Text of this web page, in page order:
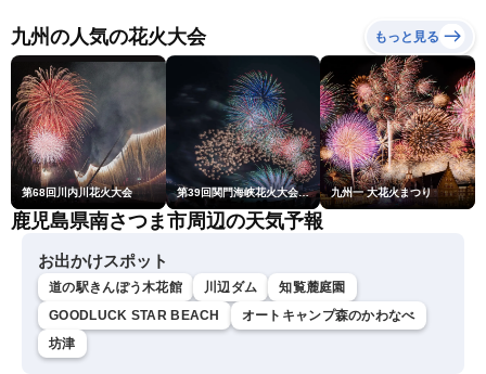
衣／芳野達郎〉
九州の人気の花火大会 もっと見る
第68回川内川花火大会 第39回関門海峡花火大会(門司側) 九州一 大花火まつり
鹿児島県南さつま市周辺の天気予報
お出かけスポット
道の駅きんぽう木花館 川辺ダム
知覧麓庭園
GOODLUCK STAR BEACH
オートキャンプ森のかわなべ
坊津